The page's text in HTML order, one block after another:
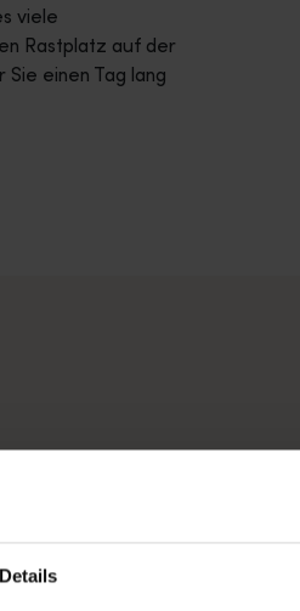
Details
viele
Rastplatz auf der
einen Tag lang